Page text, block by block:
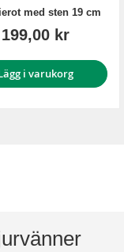
med sten 19 cm
199,00 kr
i varukorg